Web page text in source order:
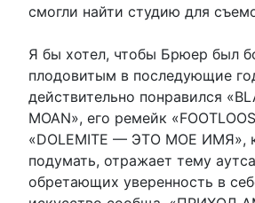
смогли найти студию для
Я бы хотел, чтобы Брюер был
плодовитым в последующие
действительно понравился
MOAN», его ремейк
«DOLEMITE — ЭТО МОЕ ИМЯ»,
подумать, отражает тему
обретающих уверенность в